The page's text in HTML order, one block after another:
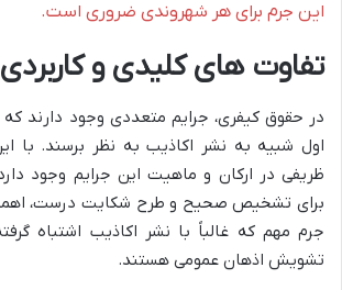
این جرم برای هر شهروندی ضروری است.
تفاوت های کلیدی و کاربردی
در حقوق کیفری، جرایم متعددی وجود دارند
اول شبیه به نشر اکاذیب به نظر برسند. با
ظریفی در ارکان و ماهیت این جرایم وجود
برای تشخیص صحیح و طرح شکایت درست،
جرم مهم که غالباً با نشر اکاذیب اشتباه
تشویش اذهان عمومی هستند.